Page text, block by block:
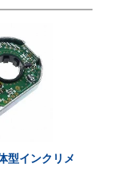
型インクリメ